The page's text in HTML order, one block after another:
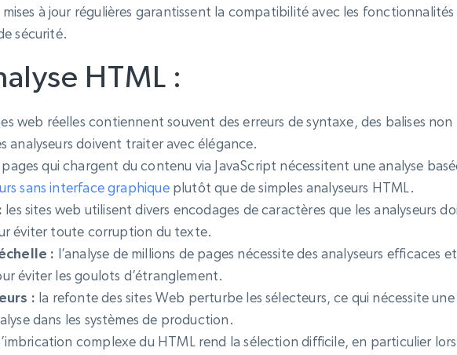
mises à jour régulières garantissent la compatibilité avec les fonctionnalités
sécurité.
HTML :
web réelles contiennent souvent des erreurs de syntaxe, des balises non
analyseurs doivent traiter avec élégance.
pages qui chargent du contenu via JavaScript nécessitent une analyse
sans interface graphiqueplutôt que de simples analyseurs HTML.
les sites web utilisent divers encodages de caractères que les analyseurs
éviter toute corruption du texte.
: l’analyse de millions de pages nécessite des analyseurs efficaces
éviter les goulots d’étranglement.
: la refonte des sites Web perturbe les sélecteurs, ce qui nécessite
dans les systèmes de production.
complexe du HTML rend la sélection difficile, en particulier